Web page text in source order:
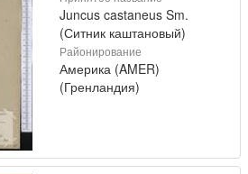
Juncus castaneus Sm.
(Ситник каштановый)
Районирование
Америка (AMER)
(Гренландия)